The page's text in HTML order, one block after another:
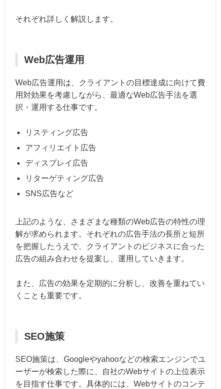
それぞれ詳しく解説します。
Web広告運用
Web広告運用は、クライアントの目標達成に向けて費
用対効果を考慮しながら、最適なWeb広告手法を選
択・運用する仕事です。
リスティング広告
アフィリエイト広告
ディスプレイ広告
リターゲティング広告
SNS広告など
上記のような、さまざまな種類のWeb広告の特性の理
解が求められます。それぞれの広告手法の長所と短所
を把握したうえで、クライアントのビジネスに合った
広告の組み合わせを提案し、運用していきます。
また、広告の効果を定期的に分析し、改善を重ねてい
くことも重要です。
SEO施策
SEO施策は、Googleやyahooなどの検索エンジンでユ
ーザーが検索した際に、自社のWebサイトの上位表示
を目指す仕事です。具体的には、Webサイトのコンテ